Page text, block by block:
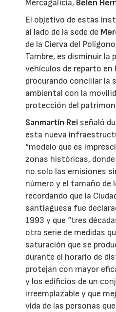
Mercagalicia, Belén
El objetivo de estas
al lado de la sede de
de la Cierva del
Tambre, es disminuir la
vehículos de reparto en
procurando conciliar la
ambiental con la
protección del
Sanmartín Rei señaló
esta nueva
“modelo que es
zonas históricas,
no solo las emisiones
número y el tamaño de
recordando que la
santiaguesa fue
1993 y que “tres
otra serie de medidas
saturación que se
durante el horario de
protejan con mayor
y los edificios de un
irreemplazable y que
vida de las personas